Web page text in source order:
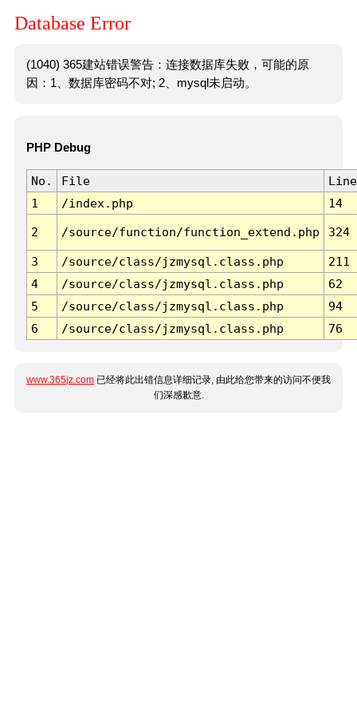
Database Error
(1040) 365建站错误警告：连接数据库失败，可能的原
因：1、数据库密码不对; 2、mysql未启动。
PHP Debug
No. File
Line
1
/index.php 14
2 /source/function/function_extend.php 324
3 /source/class/jzmysql.class.php
211
4
/source/class/jzmysql.class.php
62
5
/source/class/jzmysql.class.php
94
6
/source/class/jzmysql.class.php 76
www.365jz.com 已经将此出错信息详细记录, 由此给您带来的访问不便我
们深感歉意.